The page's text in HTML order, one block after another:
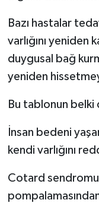
Bazı hastalar
varlığını
duygusal bağ
yeniden
Bu tablonun
İnsan bedeni
kendi varlığını
Cotard sendromu,